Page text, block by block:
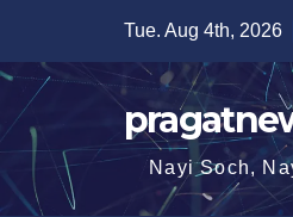
content
Tue. Aug 4th, 2026
Nayi Soch,